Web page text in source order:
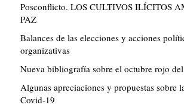
Posconflicto. LOS CULTIVOS ILÍCITOS
PAZ
Balances de las elecciones y acciones
organizativas
Nueva bibliografía sobre el octubre rojo
Algunas apreciaciones y propuestas sobre
Covid-19